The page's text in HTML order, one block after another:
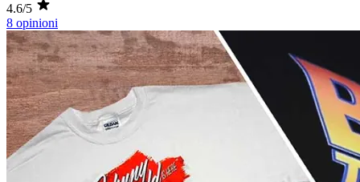
4.6/5
8 opinioni